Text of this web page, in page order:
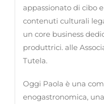
appassionato di cibo
contenuti culturali
un core business
produttrici. alle
Tutela.
Oggi Paola è una
enogastronomica,